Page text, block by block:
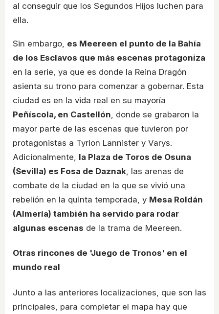
al conseguir que los Segundos Hijos luchen para
ella.
Sin embargo, es Meereen el punto de la Bahía
de los Esclavos que más escenas protagoniza
en la serie, ya que es donde la Reina Dragón
asienta su trono para comenzar a gobernar. Esta
ciudad es en la vida real en su mayoría
Peñíscola, en Castellón , donde se grabaron la
mayor parte de las escenas que tuvieron por
protagonistas a Tyrion Lannister y Varys.
Adicionalmente, la Plaza de Toros de Osuna
(Sevilla) es Fosa de Daznak , las arenas de
combate de la ciudad en la que se vivió una
rebelión en la quinta temporada, y Mesa Roldán
(Almería) también ha servido para rodar
algunas escenas de la trama de Meereen.
Otras rincones de 'Juego de Tronos' en el
mundo real
Junto a las anteriores localizaciones, que son las
principales, para completar el mapa hay que